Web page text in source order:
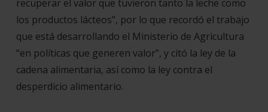
recuperar el valor que tuvieron tanto la leche como
los productos lácteos”, por lo que recordó el trabajo
que está desarrollando el Ministerio de Agricultura
“en políticas que generen valor”, y citó la ley de la
cadena alimentaria, así como la ley contra el
desperdicio alimentario.